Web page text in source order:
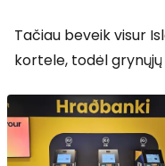
Tačiau beveik visur
kortele, todėl